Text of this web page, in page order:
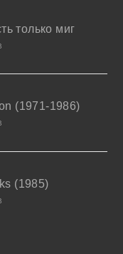
только миг
(1971-1986)
(1985)